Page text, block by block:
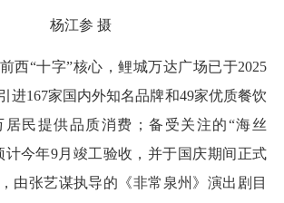
杨江参 摄
“十字”核心，鲤城万达广场已于2025
进167家国内外知名品牌和49家优质餐饮
居民提供品质消费；备受关注的“海丝
计今年9月竣工验收，并于国庆期间正式
由张艺谋执导的《非常泉州》演出剧目